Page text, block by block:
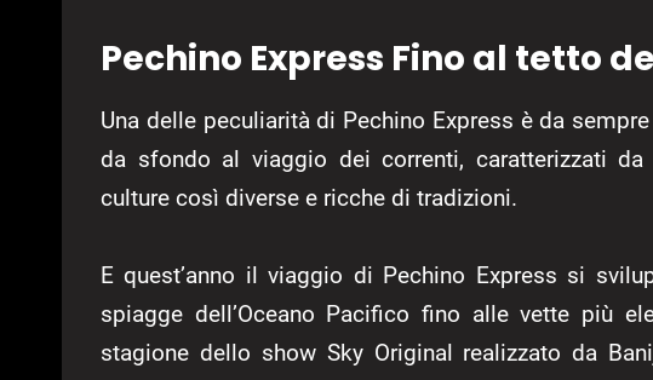
Pechino Express Fino al tetto
Una delle peculiarità di Pechino Express è da
da sfondo al viaggio dei correnti, caratterizzati
culture così diverse e ricche di tradizioni.
E quest’anno il viaggio di Pechino Express si
spiagge dell’Oceano Pacifico fino alle vette più
stagione dello show Sky Original realizzato da